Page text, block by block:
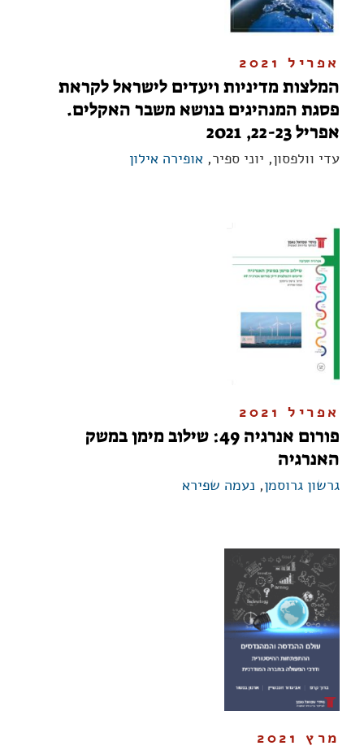
אפריל 2021
המלצות מדיניות ויעדים לישראל לקראת
פסגת המנהיגים בנושא משבר האקלים.
אפריל 22-23, 2021
עדי וולפסון, יוני ספיר, אופירה אילון
אפריל 2021
פורום אנרגיה 49: שילוב מימן במשק
האנרגיה
גרשון גרוסמן, נעמה שפירא
מרץ 2021